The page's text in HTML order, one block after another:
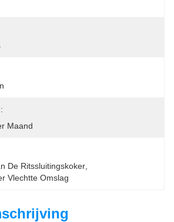
Maand
De Ritssluitingskoker
Vlechtte Omslag